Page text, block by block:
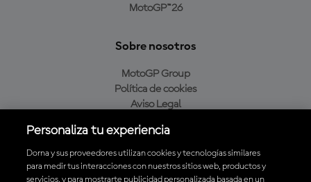
MotoGP™26
Sobre nosotros
MotoGP Group
Política de cookies
Aviso Legal
Política de compra
Personaliza tu experiencia
Dorna y sus proveedores utilizan cookies y tecnologías similares
para medir tus interacciones con nuestros sitios web, productos y
servicios, y para mostrarte publicidad personalizada basada en un